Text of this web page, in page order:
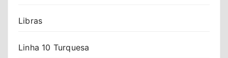
Libras
Linha 10 Turquesa